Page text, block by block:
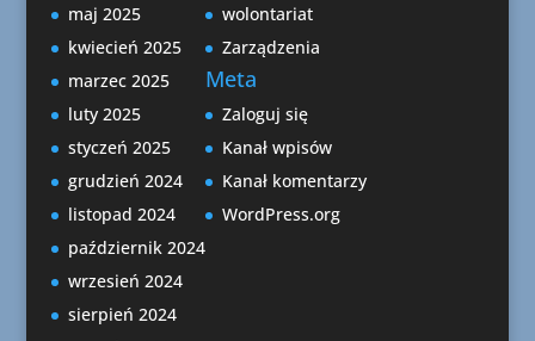
maj 2025
kwiecień 2025
marzec 2025
luty 2025
styczeń 2025
grudzień 2024
listopad 2024
październik 2024
wrzesień 2024
sierpień 2024
wolontariat
Zarządzenia
Meta
Zaloguj się
Kanał wpisów
Kanał komentarzy
WordPress.org